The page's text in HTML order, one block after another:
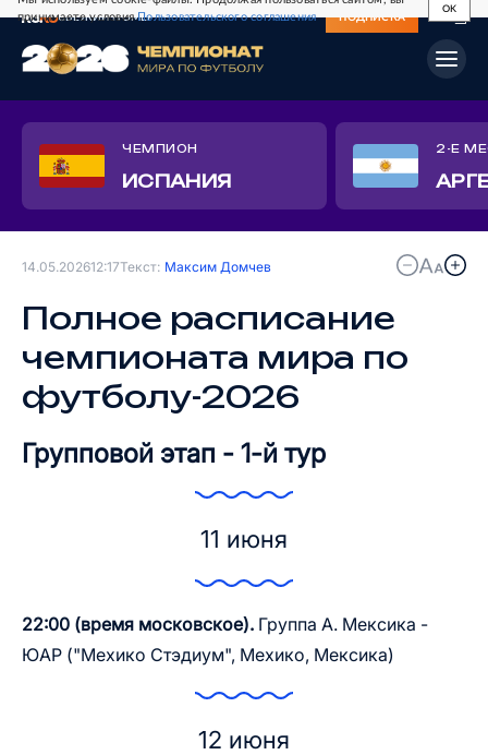
принимаете условияПользовательского соглашения
OK
СВЕЖИЙ НОМЕР ПОДПИСКА
ЧЕМПИОН
ИСПАНИЯ
2-Е
14.05.202612:17Текст: Максим Домчев
Полное расписание
чемпионата мира по
футболу-2026
Групповой этап - 1-й тур
11 июня
22:00 (время московское). Группа A. Мексика -
ЮАР ("Мехико Стэдиум", Мехико, Мексика)
12 июня